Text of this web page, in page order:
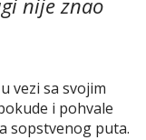
vezi sa svojim
i pohvale
sopstvenog puta.